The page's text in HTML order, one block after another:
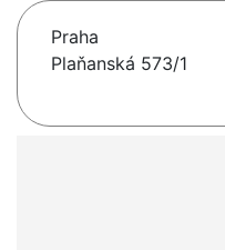
Praha
Plaňanská 573/1